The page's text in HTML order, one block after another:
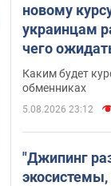
новому
украинцам
чего
Каким будет
обменниках
5.08.2026 23:12
"Джипинг